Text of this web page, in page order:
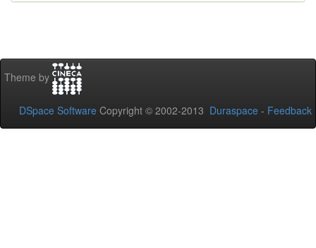
Theme by
DSpace Software Copyright © 2002-2013 Duraspace - Feedback